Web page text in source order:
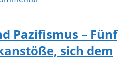
Pazifismus – Fünf
sich dem